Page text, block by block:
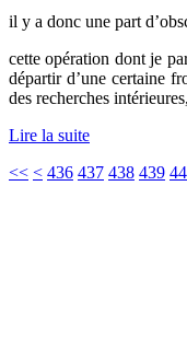
il y a donc une part
cette opération dont je
départir d’une certaine
des recherches
Lire la suite
<< < 436 437 438 439